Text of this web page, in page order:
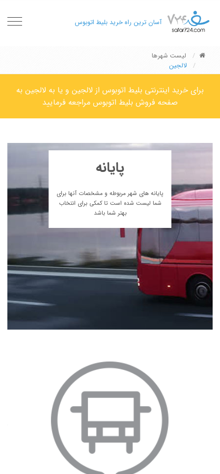
آسان ترین راه خرید بلیط اتوبوس
لیست شهرها
لالجین
برای خرید اینترنتی بلیط اتوبوس از لالجین و یا به لالجین به
صفحه فروش بلیط اتوبوس مراجعه فرمایید
پایانه
پایانه های شهر مربوطه و مشخصات آنها برای
شما لیست شده است تا کمکی برای انتخاب
بهتر شما باشد